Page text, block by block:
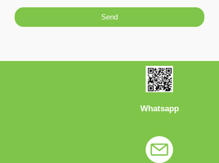
Send
Whatsapp